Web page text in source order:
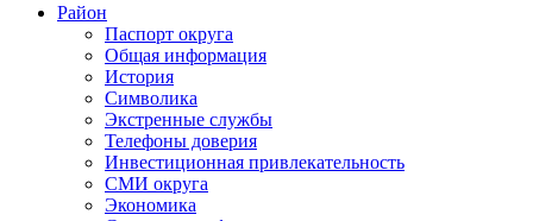
Район
Паспорт округа
Общая информация
История
Символика
Экстренные службы
Телефоны доверия
Инвестиционная привлекательность
СМИ округа
Экономика